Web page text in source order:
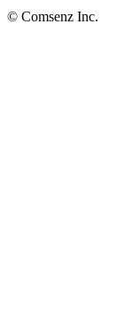
© Comsenz Inc.